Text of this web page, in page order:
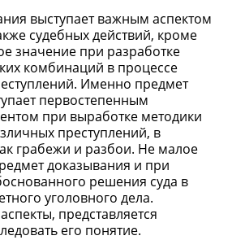
выступает важным аспектом
судебных действий, кроме
значение при разработке
комбинаций в процессе
Именно предмет
первостепенным
при выработке методики
преступлений, в
грабежи и разбои. Не малое
доказывания и при
решения суда в
уголовного дела.
представляется
его понятие.